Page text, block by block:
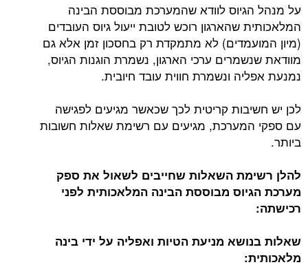
על מנהל הגיוס לוודא שהמערכת מבוססת הבינה
המלאכותית שהארגון רוכש לטובת ייעול גיוס העובדים
(מיון המועמדים) לא מתמקדת רק בחסכון זמן אלא גם
מוודאת שנשמרים ערכי הארגון, נשמרת הוגנות הגיוס,
נמנעת אפליה ונשמרת חווית עובד חיובית.
לכן יש חשיבות קריטית לכך שכאשר מגיעים לפגישה
עם ספקי המערכת, מגיעים עם רשימת שאלות חשובות
ביותר.
להלן רשימת השאלות שחייבים לשאול את ספק
מערכת הגיוס מבוססת הבינה המלאכותית לפני
רכישתה:
שאלות בנושא מניעת הטיות ואפליה על ידי בינה
מלאכותית: